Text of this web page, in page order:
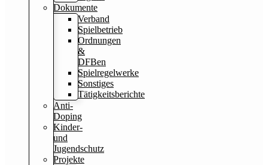
Dokumente
Verband
Spielbetrieb
Ordnungen
&
DFBen
Spielregelwerke
Sonstiges
Tätigkeitsberichte
Anti-
Doping
Kinder-
und
Jugendschutz
Projekte